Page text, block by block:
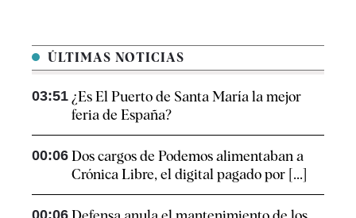
ÚLTIMAS NOTICIAS
03:51 ¿Es El Puerto de Santa María la mejor
feria de España?
00:06 Dos cargos de Podemos alimentaban a
Crónica Libre, el digital pagado por [...]